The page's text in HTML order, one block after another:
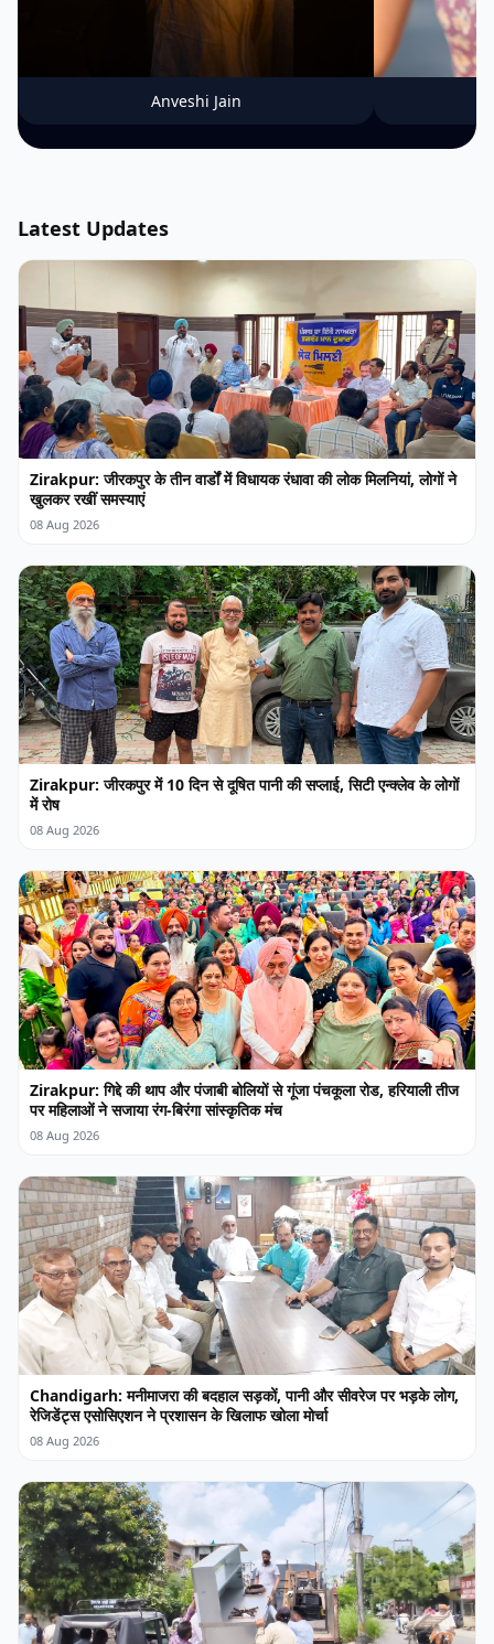
Anveshi Jain
Latest Updates
Zirakpur: जीरकपुर के तीन वार्डों में विधायक रंधावा की लोक मिलनियां, लोगों ने
खुलकर रखीं समस्याएं
08 Aug 2026
Zirakpur: जीरकपुर में 10 दिन से दूषित पानी की सप्लाई, सिटी एन्क्लेव के लोगों
में रोष
08 Aug 2026
Zirakpur: गिद्दे की थाप और पंजाबी बोलियों से गूंजा पंचकूला रोड, हरियाली तीज
पर महिलाओं ने सजाया रंग-बिरंगा सांस्कृतिक मंच
08 Aug 2026
Chandigarh: मनीमाजरा की बदहाल सड़कों, पानी और सीवरेज पर भड़के लोग,
रेजिडेंट्स एसोसिएशन ने प्रशासन के खिलाफ खोला मोर्चा
08 Aug 2026